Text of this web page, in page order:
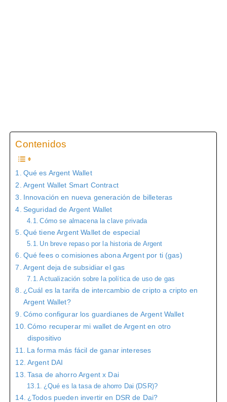
Contenidos
Qué es Argent Wallet
Argent Wallet Smart Contract
Innovación en nueva generación de billeteras
Seguridad de Argent Wallet
Cómo se almacena la clave privada
Qué tiene Argent Wallet de especial
Un breve repaso por la historia de Argent
Qué fees o comisiones abona Argent por ti (gas)
Argent deja de subsidiar el gas
Actualización sobre la política de uso de gas
¿Cuál es la tarifa de intercambio de cripto a cripto en
Argent Wallet?
Cómo configurar los guardianes de Argent Wallet
Cómo recuperar mi wallet de Argent en otro
dispositivo
La forma más fácil de ganar intereses
Argent DAI
Tasa de ahorro Argent x Dai
¿Qué es la tasa de ahorro Dai (DSR)?
¿Todos pueden invertir en DSR de Dai?